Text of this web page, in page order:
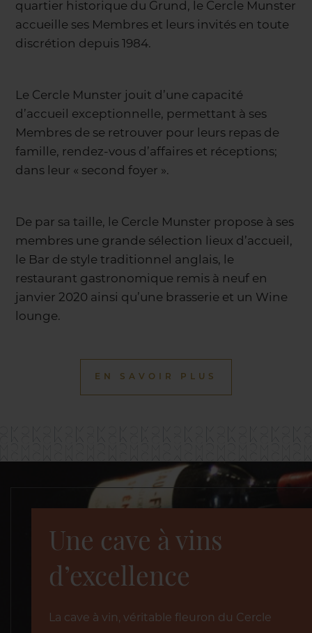
quartier historique du Grund, le Cercle Munster
accueille ses Membres et leurs invités en toute
discrétion depuis 1984.
Le Cercle Munster jouit d’une capacité
d’accueil exceptionnelle, permettant à ses
Membres de se retrouver pour leurs repas de
famille, rendez-vous d’affaires et réceptions;
dans leur « second foyer ».
De par sa taille, le Cercle Munster propose à ses
membres une grande sélection lieux d’accueil,
le Bar de style traditionnel anglais, le
restaurant gastronomique remis à neuf en
janvier 2020 ainsi qu’une brasserie et un Wine
lounge.
EN SAVOIR PLUS
Une cave à vins
d’excellence
La cave à vin, véritable fleuron du Cercle